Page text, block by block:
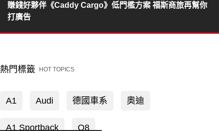
賺錢好夥伴《Caddy Cargo》低門檻方案 福斯商旅再幫你
打廣告
熱門標籤 HOT TOPICS
A1 Audi 德國車系 奧迪
A1 Sportback Q8